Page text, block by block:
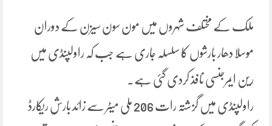
ملک کے مختلف شہروں میں مون سون سیزن کے دوران
موسلا دھار بارشوں کا سلسلہ جاری ہے جب کہ راولپنڈی میں
رین ایمرجنسی نافذ کردی گئی ہے۔
راولپنڈی میں گزشتہ رات 206 ملی میٹر سے زائد بارش ریکارڈ